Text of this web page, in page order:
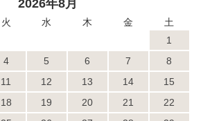
2026年8月
火 水 木 金
土
1
4 5 6 7
8
11 12 13 14
15
18 19 20 21
22